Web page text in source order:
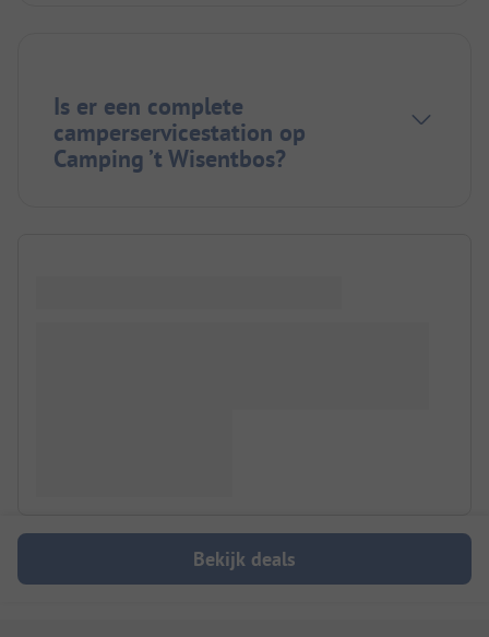
Is er een complete
camperservicestation op
Camping ’t Wisentbos?
Bekijk deals